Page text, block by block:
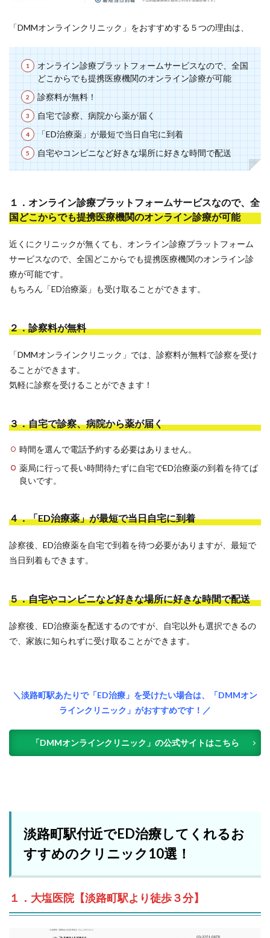
「DMMオンラインクリニック」をおすすめする５つの理由は、
オンライン診療プラットフォームサービスなので、全国
どこからでも提携医療機関のオンライン診療が可能
診察料が無料！
自宅で診察、病院から薬が届く
「ED治療薬」が最短で当日自宅に到着
自宅やコンビニなど好きな場所に好きな時間で配送
１．オンライン診療プラットフォームサービスなので、全
国どこからでも提携医療機関のオンライン診療が可能
近くにクリニックが無くても、オンライン診療プラットフォーム
サービスなので、全国どこからでも提携医療機関のオンライン診
療が可能です。
もちろん「ED治療薬」も受け取ることができます。
２．診察料が無料
「DMMオンラインクリニック」では、診察料が無料で診察を受け
ることができます。
気軽に診察を受けることができます！
３．自宅で診察、病院から薬が届く
時間を選んで電話予約する必要はありません。
薬局に行って長い時間待たずに自宅でED治療薬の到着を待てば
良いです。
４．「ED治療薬」が最短で当日自宅に到着
診察後、ED治療薬を自宅で到着を待つ必要がありますが、最短で
当日到着もできます。
５．自宅やコンビニなど好きな場所に好きな時間で配送
診察後、ED治療薬を配送するのですが、自宅以外も選択できるの
で、家族に知られずに受け取ることができます。
＼淡路町駅あたりで「ED治療」を受けたい場合は、「DMMオン
ラインクリニック」がおすすめです！／
「DMMオンラインクリニック」の公式サイトはこちら
淡路町駅付近でED治療してくれるお
すすめのクリニック10選！
１．大塩医院【淡路町駅より徒歩３分】